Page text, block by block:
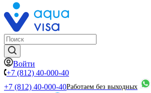
Войти
+7 (812) 40-000-40
+7 (812) 40-000-40Работаем без выходных